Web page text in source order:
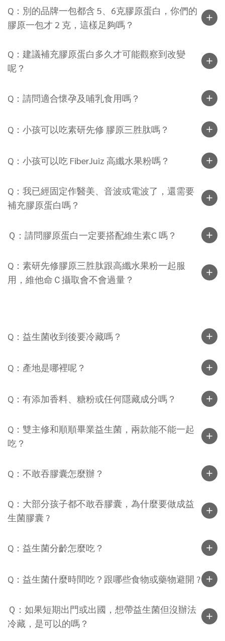
Q：別的品牌一包都含 5、6克膠原蛋白，你們的
膠原一包才 2 克，這樣足夠嗎？
Q：建議補充膠原蛋白多久才可能觀察到改變
呢？
Q：請問適合懷孕及哺乳食用嗎？
Q：小孩可以吃素研先修 膠原三胜肽嗎？
Q：小孩可以吃 FiberJuiz 高纖水果粉嗎？
Q：我已經固定作醫美、音波或電波了，還需要
補充膠原蛋白嗎？
Ｑ：請問膠原蛋白一定要搭配維生素C 嗎？
Q：素研先修膠原三胜肽跟高纖水果粉一起服
用，維他命Ｃ攝取會不會過量？
Q：益生菌收到後要冷藏嗎？
Q：產地是哪裡呢？
Q：有添加香料、糖粉或任何隱藏成分嗎？
Q：雙主修和順順畢業益生菌，兩款能不能一起
吃？
Q：不敢吞膠囊怎麼辦？
Q：大部分孩子都不敢吞膠囊，為什麼要做成益
生菌膠囊 ?
Q：益生菌分齡怎麼吃？
Q：益生菌什麼時間吃？跟哪些食物或藥物避開 ?
Ｑ：如果短期出門或出國，想帶益生菌但沒辦法
冷藏，是可以的嗎？